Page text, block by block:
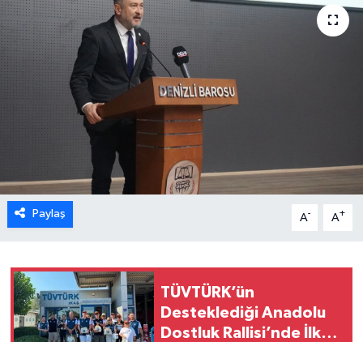
Paylaş A- A+
TÜVTÜRK’ün
Desteklediği Anadolu
Dostluk Rallisi’nde İlk
RESMİ REKLAM